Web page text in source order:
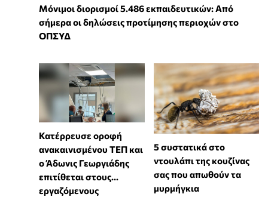
Μόνιμοι διορισμοί 5.486 εκπαιδευτικών: Από
σήμερα οι δηλώσεις προτίμησης περιοχών στο
ΟΠΣΥΔ
Κατέρρευσε οροφή
ανακαινισμένου ΤΕΠ και
ο Άδωνις Γεωργιάδης
επιτίθεται στους...
εργαζόμενους
⁠5 συστατικά στο
ντουλάπι της κουζίνας
σας που απωθούν τα
μυρμήγκια